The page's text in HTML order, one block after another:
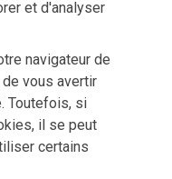
et d'analyser
navigateur de
vous avertir
Toutefois, si
il se peut
certains